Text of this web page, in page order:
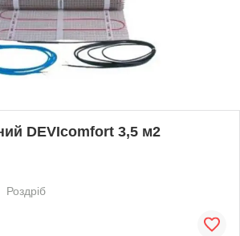
DEVIcomfort 3,5 м2
Роздріб